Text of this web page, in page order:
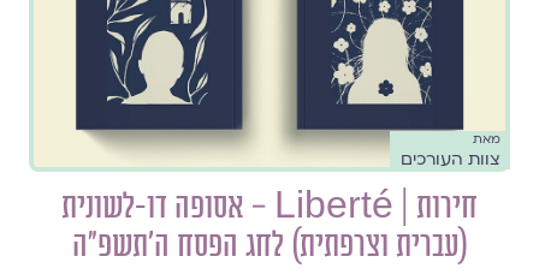
מאת
צוות העורכים
חירות | Liberté – אסופה דו-לשונית
(עברית וצרפתית) לחג הפסח ה'תשפ"ה